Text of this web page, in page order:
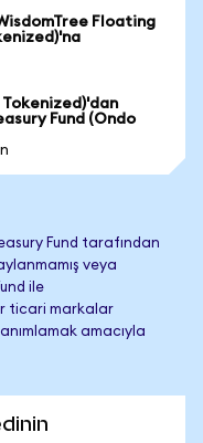
Floating
Tokenized)'dan
Fund (Ondo
Fund tarafından
veya
ile
ticari markalar
amacıyla